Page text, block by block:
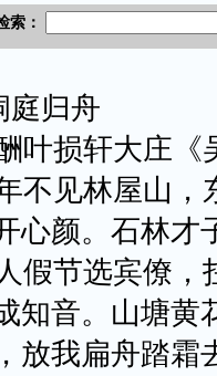
归舟
损轩大庄《
见林屋山，东
心颜。石林才
节选宾僚，拄
知音。山塘黄
放我扁舟踏霜